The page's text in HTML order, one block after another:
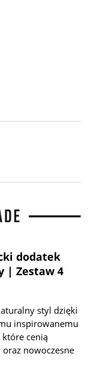
dodatek
| Zestaw 4
styl dzięki
inspirowanemu
cenią
nowoczesne